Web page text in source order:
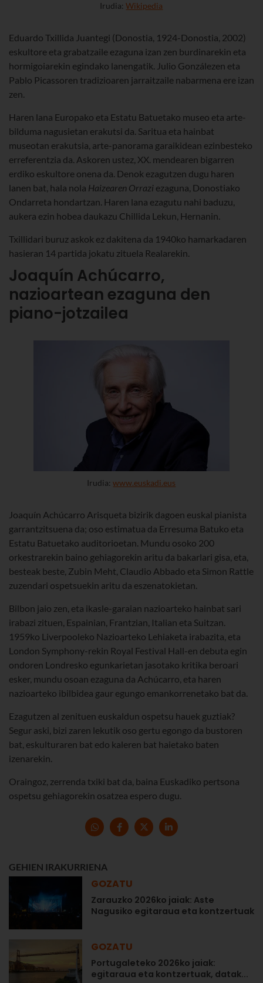
Irudia:Wikipedia
Eduardo Txillida Juantegi (Donostia, 1924-Donostia, 2002)
eskultore eta grabatzaile ezaguna izan zen burdinarekin eta
hormigoiarekin egindako lanengatik. Julio Gonzálezen eta
Pablo Picassoren tradizioaren jarraitzaile nabarmena ere izan
zen.
Haren lana Europako eta Estatu Batuetako museo eta arte-
bilduma nagusietan erakutsi da. Saritua eta hainbat
museotan erakutsia, arte-panorama garaikidean ezinbesteko
erreferentzia da. Askoren ustez, XX. mendearen bigarren
erdiko eskultore onena da. Denok ezagutzen dugu haren
lanen bat, hala nola Haizearen Orrazi ezaguna, Donostiako
Ondarreta hondartzan. Haren lana ezagutu nahi baduzu,
aukera ezin hobea daukazu Chillida Lekun, Hernanin.
Txillidari buruz askok ez dakitena da 1940ko hamarkadaren
hasieran 14 partida jokatu zituela Realarekin.
Joaquín Achúcarro,
nazioartean ezaguna den
piano-jotzailea
Irudia:www.euskadi.eus
Joaquín Achúcarro Arisqueta bizirik dagoen euskal pianista
garrantzitsuena da; oso estimatua da Erresuma Batuko eta
Estatu Batuetako auditorioetan. Mundu osoko 200
orkestrarekin baino gehiagorekin aritu da bakarlari gisa, eta,
besteak beste, Zubin Meht, Claudio Abbado eta Simon Rattle
zuzendari ospetsuekin aritu da eszenatokietan.
Bilbon jaio zen, eta ikasle-garaian nazioarteko hainbat sari
irabazi zituen, Espainian, Frantzian, Italian eta Suitzan.
1959ko Liverpooleko Nazioarteko Lehiaketa irabazita, eta
London Symphony-rekin Royal Festival Hall-en debuta egin
ondoren Londresko egunkarietan jasotako kritika beroari
esker, mundu osoan ezaguna da Achúcarro, eta haren
nazioarteko ibilbidea gaur egungo emankorrenetako bat da.
Ezagutzen al zenituen euskaldun ospetsu hauek guztiak?
Segur aski, bizi zaren lekutik oso gertu egongo da bustoren
bat, eskulturaren bat edo kaleren bat haietako baten
izenarekin.
Oraingoz, zerrenda txiki bat da, baina Euskadiko pertsona
ospetsu gehiagorekin osatzea espero dugu.
GEHIEN IRAKURRIENA
GOZATU
Zarauzko 2026ko jaiak: Aste
Nagusiko egitaraua eta kontzertuak
GOZATU
Portugaleteko 2026ko jaiak:
egitaraua eta kontzertuak, datak...